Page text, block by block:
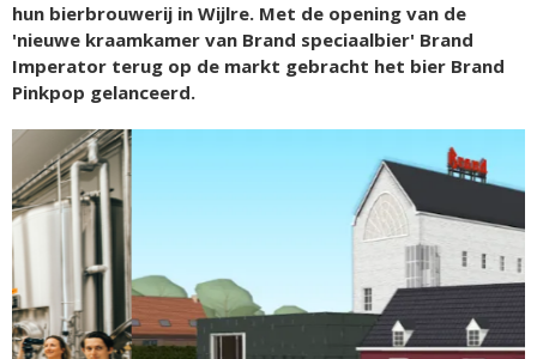
hun bierbrouwerij in Wijlre. Met de opening van de
'nieuwe kraamkamer van Brand speciaalbier' Brand
Imperator terug op de markt gebracht het bier Brand
Pinkpop gelanceerd.